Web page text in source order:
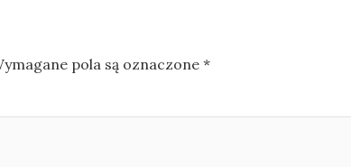
pola są oznaczone*